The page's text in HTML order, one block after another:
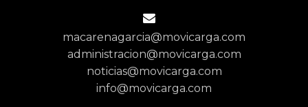
macarenagarcia@movicarga.com
administracion@movicarga.com
noticias@movicarga.com
info@movicarga.com